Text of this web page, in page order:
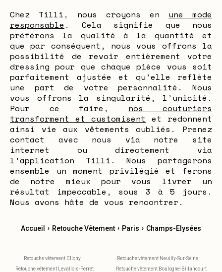
Chez Tilli, nous croyons en une mode
responsable . Cela signifie que nous
préférons la qualité à la quantité et
que par conséquent, nous vous offrons la
possibilité de revoir entièrement votre
dressing pour que chaque pièce vous soit
parfaitement ajustée et qu’elle reflète
une part de votre personnalité. Nous
vous offrons la singularité, l’unicité.
Pour ce faire, nos couturiers
transforment et customisent et redonnent
ainsi vie aux vêtements oubliés. Prenez
contact avec nous via notre site
internet ou directement via
l’application Tilli. Nous partagerons
ensemble un moment privilégié et ferons
de notre mieux pour vous livrer un
résultat impeccable, sous 3 à 5 jours.
Nous avons hâte de vous rencontrer.
Accueil › Retouche Vêtement › Paris › Champs-Elysées
Retouche vêtement Clichy
Retouche vêtement Neuilly-Sur-Seine
Retouche vêtement Levallois-Perret
Retouche vêtement Boulogne-Billancourt